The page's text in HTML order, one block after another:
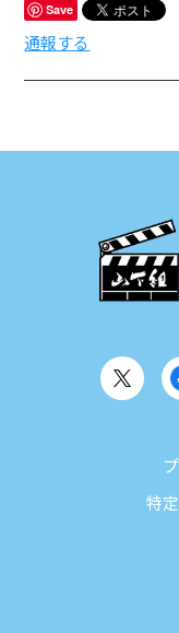
Save
通報する
特